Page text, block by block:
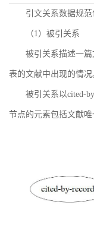
引文关系数据规
（1）被引关系
被引关系描述一
表的文献中出现的情况
被引关系以cited-
节点的元素包括文献